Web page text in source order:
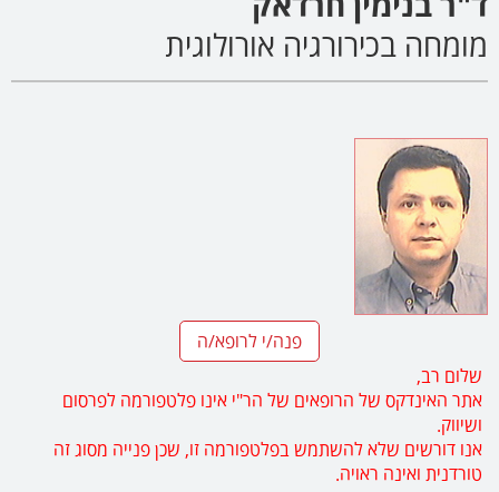
מומחה בכירורגיה אורולוגית
פנה/י לרופא/ה
שלום רב,
אתר האינדקס של הרופאים של הר"י אינו פלטפורמה לפרסום
ושיווק.
אנו דורשים שלא להשתמש בפלטפורמה זו, שכן פנייה מסוג זה
טורדנית ואינה ראויה.